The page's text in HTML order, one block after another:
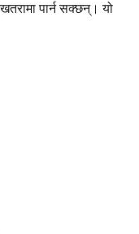
पार्न सक्छन्। यो